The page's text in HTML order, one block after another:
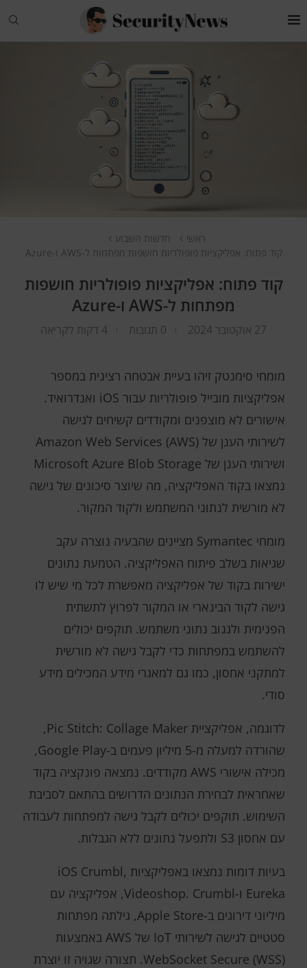
ראשי
חדשות השבוע
קוד פתוח: אפליקציות פופולריות חושפות מפתחות ל-AWS ו-Azure
קוד פתוח: אפליקציות פופולריות חושפות
מפתחות ל-AWS ו-Azure
27 אוקטובר 2024 0 תגובות 4 דקות לקריאה
מומחי סימנטק זיהו בעיית אבטחה רצינית במספר
אפליקציות מובייל פופולריות עבור iOS ואנדרואיד.
אישורים לא מוצפנים ומקודדים קשיחים לגישה
לשירותי הענן של Amazon Web Services (AWS)
ושירותי הענן של Microsoft Azure Blob Storage
נמצאו בקוד האפליקציה, מה שיוצר סיכונים של גישה
לא מורשית לנתוני המשתמש ולקוד המקור.
מומחי Symantec מציינים שהבעיה נוצרה עקב
שגיאות בשלב פיתוח האפליקציה. הטמעת נתונים
ישירות בקוד של אפליקציה מאפשרת לכל מי שיש לו
גישה לקוד הבינארי או המקור לפרוץ לתשתית
הפנימית ולגנוב נתוני משתמש. תוקפים יכולים
להשתמש במפתחות כדי לקבל גישה לא מורשית
למתקני אחסון, כמו גם למאגרי מידע המכילים מידע
סודי.
לדוגמה, אפליקציית Pic Stitch: Collage Maker,
שהורדה למעלה מ-5 מיליון פעמים ב-Google Play,
מכילה אישורי AWS מקודדים. נמצאה פונקציה בקוד
שאחראית לבחירת הנתונים הדרושים בהתאם לסביבת
השימוש. תוקפים יכולים לקבל גישה למפתחות לעבודה
עם אחסון S3 ולתפעל נתונים ללא הגבלות.
בעיות דומות נמצאו באפליקציות iOS Crumbl,
Eureka ו-Videoshop. Crumbl, אפליקציה עם
מיליוני דירוגים ב-Apple Store, גילתה מפתחות
סטטיים לגישה לשירותי IoT של AWS באמצעות
WebSocket Secure (WSS). תצורה שגויה זו יוצרת